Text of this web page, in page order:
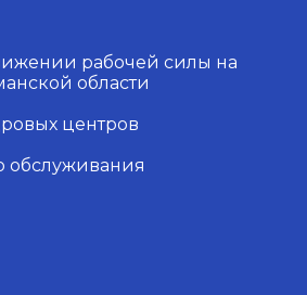
рабочей силы на
области
центров
обслуживания